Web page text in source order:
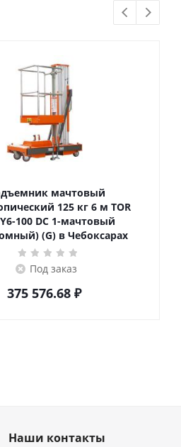
мачтовый
125 кг 6 м TOR
100 DC 1-мачтовый
(G) в Чебоксарах
Под заказ
375 576.68₽
Наши контакты